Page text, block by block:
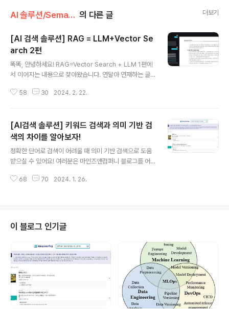
AI 솔루션/Semantic Search 의 다른 글 더보기
[AI 검색 솔루션] RAG = LLM+Vector Se
arch 2편
똑똑, 안녕하세요! RAG=Vector Search + LLM 1편에
서 이어지는 내용으로 찾아왔습니다. 연달아 연재하는 글
이해가 되고 계신지 궁금합니다ㅎㅎ 다양한 의견을 부탁드
성 : 마인즈앤컴퍼니 이주연 매니저 (Product&Marketin
g) 자, 이제 1편에서 다루지 못했던 LLM 기술과 RAG 기
술까지 저와 함께 스터디해보시죠! 우선 LLM 이란 무엇인
지 기본적인 정보를 알아보겠습니다. 📚 LLM 이란? LLM
은 Large Language Model의 약자로, 대규모 언어 모
델이라 불리고 있습니다. 딥러닝을 기반으로 구축된 자연..
58 30 2024. 2. 22.
[AI검색 솔루션] 키워드 검색과 의미 기반 검
색의 차이를 알아보자!
정확한 단어로 검색이 어려울 때 의미 기반 검색으로 도움
받으실 수 있어요! 여러분은 마인즈앤컴퍼니 블로그를 어
키워드를 검색해서 나온 게시글이라 클릭해서 들어오셨나
를 파악해서 검색을 해주는 의미 기반 검색 기술이 보편화
되고 있다고 합니다. 어떤 이유로 통상적인 키워드 검색 방
식보다 의미 기반 검색의 중요도가 높아지고 있는지, 어떻
게 의미 기반 검색이 활용될 수 있는지를 중심으로 마인즈
앤컴퍼니 AI 솔루션 사례를 통해 함께 설명해 드리겠습니
다. 오늘은 첫 번째 날로, 일반적인 검색 방식..
68 70 2024. 1. 26.
이 블로그 인기글